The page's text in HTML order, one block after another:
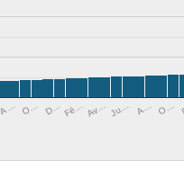
A… O… D… Fé… Av… Ju… A… O…